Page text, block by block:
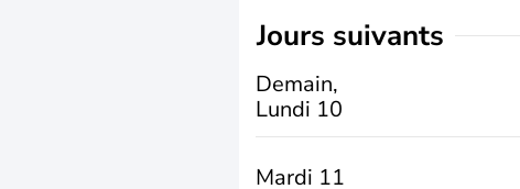
jours suivants
Demain,
Lundi 10
Mardi 11